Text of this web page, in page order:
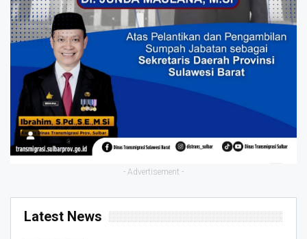
- Advertisement -
Latest News